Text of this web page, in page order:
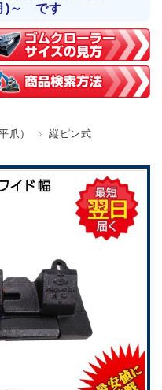
)～ です
爪） 縦ピン式